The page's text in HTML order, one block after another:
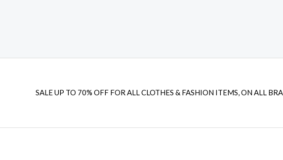
SALE UP TO 70% OFF FOR ALL CLOTHES & FASHION ITEMS, ON ALL